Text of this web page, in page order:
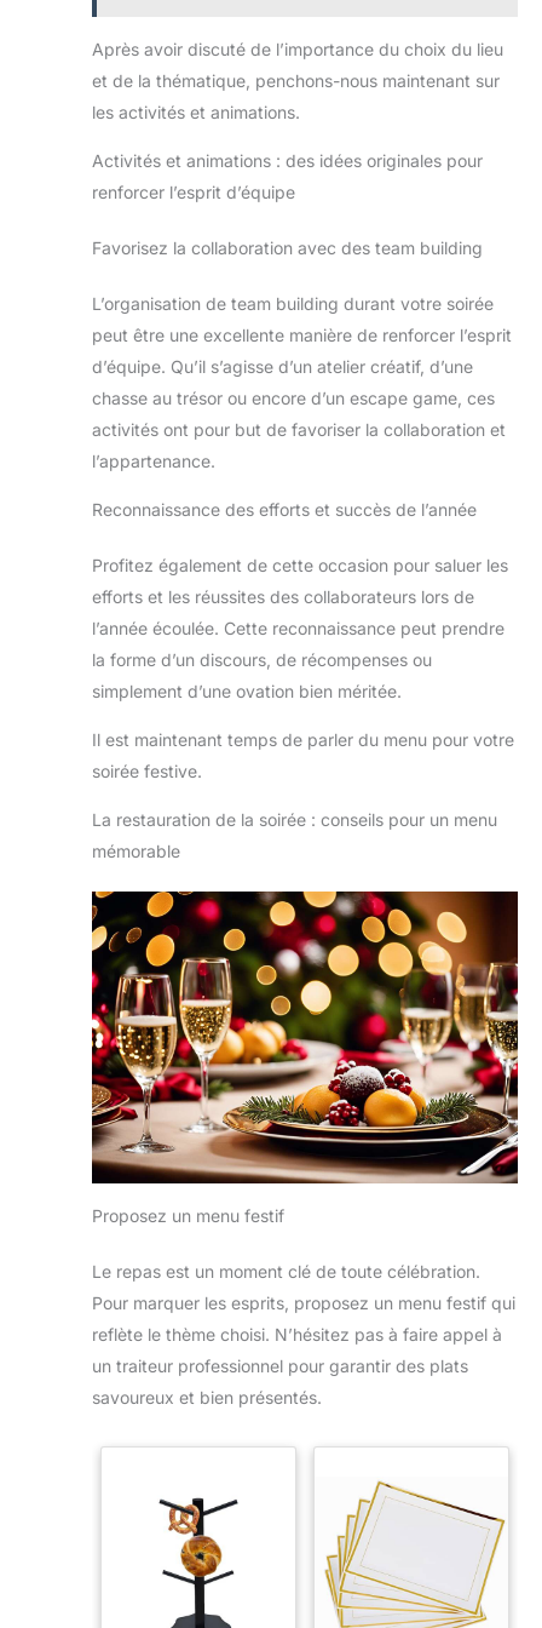
position ON, de la placer
dans un endroit ensoleillé
pour absorber l'énergie
solaire et elle continuera à
de 20 x 20 cm, vous
partout pour la décoration.
lampes solaires, placez le
ensuite à l’envers sur la
table et placez-les dans
l’obscurité pour vérifier si
elles fonctionnent. Si vous
avez des questions sur
cette lampe de jardin
nous contacter. Nous vous
fournissons des lampes
solaires satisfaisantes.
pas ou sont cassées,
veuillez nous en informer
dans les temps. Nous le
Après avoir discuté de l’importance du choix du lieu
et de la thématique, penchons-nous maintenant sur
les activités et animations.
Activités et animations : des idées originales pour
renforcer l’esprit d’équipe
Favorisez la collaboration avec des team building
L’organisation de team building durant votre soirée
peut être une excellente manière de renforcer l’esprit
d’équipe. Qu’il s’agisse d’un atelier créatif, d’une
chasse au trésor ou encore d’un escape game, ces
activités ont pour but de favoriser la collaboration et
l’appartenance.
Reconnaissance des efforts et succès de l’année
Profitez également de cette occasion pour saluer les
efforts et les réussites des collaborateurs lors de
l’année écoulée. Cette reconnaissance peut prendre
la forme d’un discours, de récompenses ou
simplement d’une ovation bien méritée.
Il est maintenant temps de parler du menu pour votre
soirée festive.
La restauration de la soirée : conseils pour un menu
mémorable
Proposez un menu festif
Le repas est un moment clé de toute célébration.
Pour marquer les esprits, proposez un menu festif qui
reflète le thème choisi. N’hésitez pas à faire appel à
un traiteur professionnel pour garantir des plats
savoureux et bien présentés.